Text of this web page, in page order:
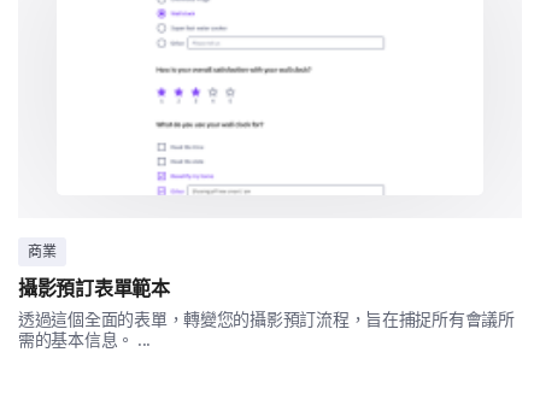
On a scale of 1-5, how would you rate our
customer service, with 1 being 'Very
Unsatisfactory' and 5 being 'Very Satisfactory'?
3 4 5
Can you provide a detailed description of a
recent experience with our customer service?
商業
攝影預訂表單範本
透過這個全面的表單，轉變您的攝影預訂流程，旨在捕捉所有會議所
需的基本信息。 ...